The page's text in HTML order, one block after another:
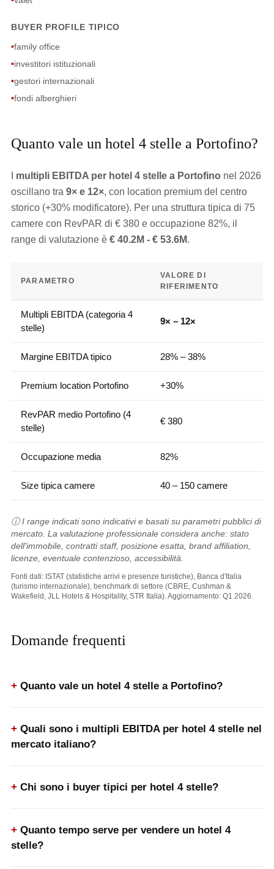
BUYER PROFILE TIPICO
•family office
•investitori istituzionali
•gestori internazionali
•fondi alberghieri
Quanto vale un hotel 4 stelle a Portofino?
multipli EBITDA per hotel 4 stelle a Portofino nel 2026
oscillano tra 9× e 12×, con location premium del centro
storico (+30% modificatore). Per una struttura tipica di 75
camere con RevPAR di € 380 e occupazione 82%, il
range di valutazione è € 40.2M - € 53.6M.
PARAMETRO
VALORE DI
RIFERIMENTO
Multipli EBITDA (categoria 4
stelle)
9× – 12×
Margine EBITDA tipico 28% – 38%
Premium location Portofino +30%
RevPAR medio Portofino (4
stelle)
€ 380
Occupazione media 82%
Size tipica camere 40 – 150 camere
ⓘ I range indicati sono indicativi e basati su parametri pubblici di
mercato. La valutazione professionale considera anche: stato
dell'immobile, contratti staff, posizione esatta, brand affiliation,
licenze, eventuale contenzioso, accessibilità.
Fonti dati: ISTAT (statistiche arrivi e presenze turistiche), Banca d'Italia
(turismo internazionale), benchmark di settore (CBRE, Cushman &
Wakefield, JLL Hotels & Hospitality, STR Italia). Aggiornamento: Q1 2026.
Domande frequenti
Quanto vale un hotel 4 stelle a Portofino?
Quali sono i multipli EBITDA per hotel 4 stelle nel
mercato italiano?
Chi sono i buyer tipici per hotel 4 stelle?
Quanto tempo serve per vendere un hotel 4
stelle?